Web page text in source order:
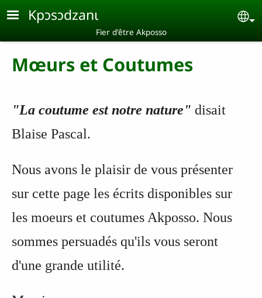
Aller au contenu principal
Kpɔsɔdzanɩ
Fier d'être Akposso
Mœurs et Coutumes
"La coutume est notre nature" disait
Blaise Pascal.
Nous avons le plaisir de vous présenter
sur cette page les écrits disponibles sur
les moeurs et coutumes Akposso. Nous
sommes persuadés qu'ils vous seront
d'une grande utilité.